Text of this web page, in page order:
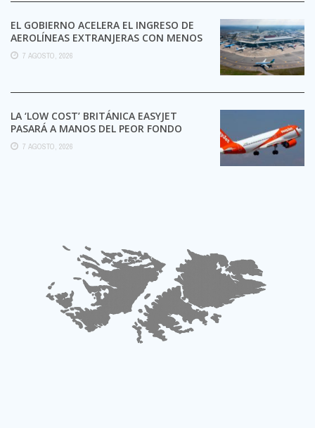
EL GOBIERNO ACELERA EL INGRESO DE
AEROLÍNEAS EXTRANJERAS CON MENOS
TRÁMITES
7 AGOSTO, 2026
LA ‘LOW COST’ BRITÁNICA EASYJET
PASARÁ A MANOS DEL PEOR FONDO
POSIBLE:
7 AGOSTO, 2026